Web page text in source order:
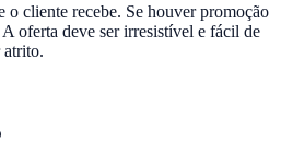
cliente recebe. Se houver promoção
oferta deve ser irresistível e fácil de
atrito.